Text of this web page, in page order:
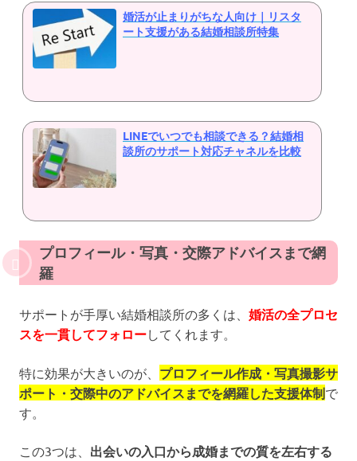
婚活が止まりがちな人向け｜リスタ
ート支援がある結婚相談所特集
LINEでいつでも相談できる？結婚相
談所のサポート対応チャネルを比較
プロフィール・写真・交際アドバイスまで網
羅
サポートが手厚い結婚相談所の多くは、 婚活の全プロセ
スを一貫してフォローしてくれます。
特に効果が大きいのが、 プロフィール作成・写真撮影サ
ポート・交際中のアドバイスまでを網羅した支援体制で
す。
この3つは、 出会いの入口から成婚までの質を左右する